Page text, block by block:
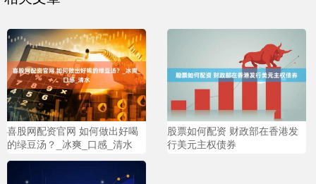
喜股网配资官网 如何做出好喝
的绿豆汤？_冰爽_口感_清水
股票如何配资 财政部在香港发
行美元主权债券